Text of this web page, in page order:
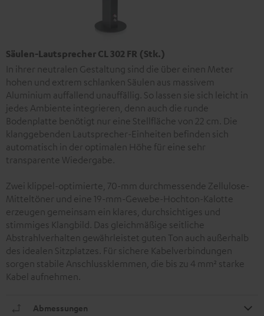
Säulen-Lautsprecher CL 302 FR (Stk.)
In ihrer neutralen Gestaltung sind die über einen Meter
hohen und extrem schlanken Säulen aus massivem
Aluminium auffallend unauffällig. So lassen sie sich leicht in
jedes Ambiente integrieren, denn auch die runde
Bodenplatte benötigt nur eine Stellfläche von 22 cm. Die
klanggebenden Lautsprecher-Einheiten befinden sich
automatisch in der optimalen Höhe für eine sehr
transparente Wiedergabe.
Zwei klippel-optimierte, 70-mm durchmessende Zellulose-
Mitteltöner und eine 19-mm-Gewebe-Hochton-Kalotte
erzeugen gemeinsam ein klares, durchsichtiges und
stimmiges Klangbild. Das gleichmäßige seitliche
Abstrahlverhalten gewährleistet guten Ton auch außerhalb
des idealen Sitzplatzes. Für sichere Kabelverbindungen
sorgen stabile Anschlussklemmen, die bis zu 4 mm² starke
Kabel aufnehmen.
Abmessungen